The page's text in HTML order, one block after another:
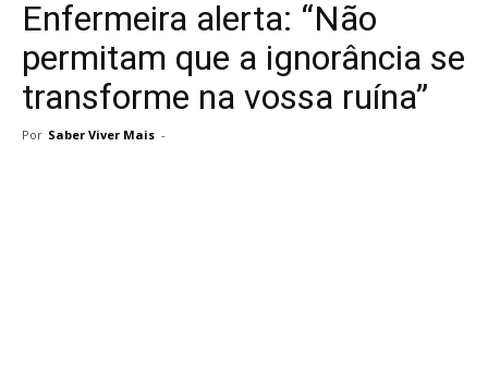
Enfermeira alerta: “Não
permitam que a ignorância se
transforme na vossa ruína”
Por Saber Viver Mais -